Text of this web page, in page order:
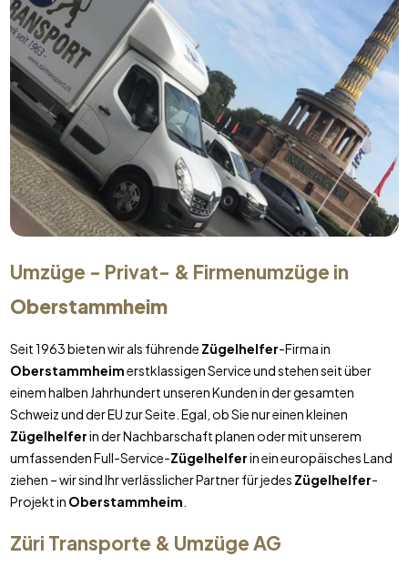
Umzüge - Privat- & Firmenumzüge in
Oberstammheim
Seit 1963 bieten wir als führende Zügelhelfer-Firma in
Oberstammheimerstklassigen Service und stehen seit über
einem halben Jahrhundert unseren Kunden in der gesamten
Schweiz und der EU zur Seite. Egal, ob Sie nur einen kleinen
Zügelhelferin der Nachbarschaft planen oder mit unserem
umfassenden Full-Service-Zügelhelferin ein europäisches Land
ziehen – wir sind Ihr verlässlicher Partner für jedes Zügelhelfer-
Projekt in Oberstammheim
Züri Transporte & Umzüge AG